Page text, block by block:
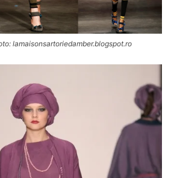
lamaisonsartoriedamber.blogspot.ro